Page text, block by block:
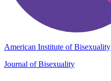
American Institute of Bisexuality
Journal of Bisexuality